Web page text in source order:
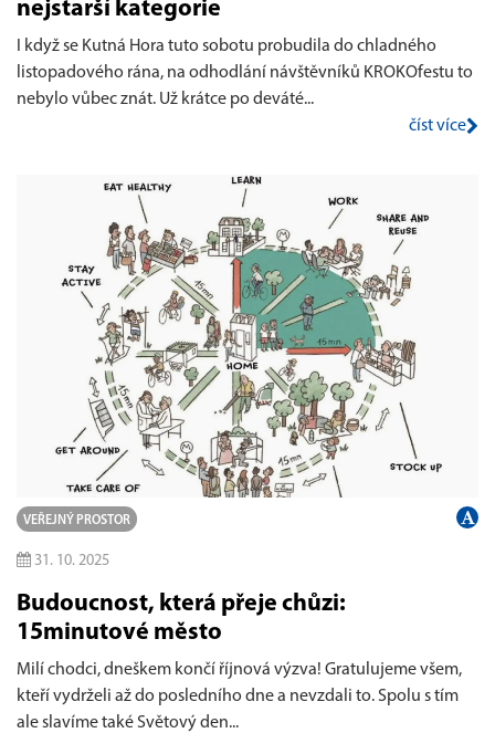
nejstarší kategorie
I když se Kutná Hora tuto sobotu probudila do chladného
listopadového rána, na odhodlání návštěvníků KROKOfestu to
nebylo vůbec znát. Už krátce po deváté...
číst více
VEŘEJNÝ PROSTOR
31. 10. 2025
Budoucnost, která přeje chůzi:
15minutové město
Milí chodci, dneškem končí říjnová výzva! Gratulujeme všem,
kteří vydrželi až do posledního dne a nevzdali to. Spolu s tím
ale slavíme také Světový den...